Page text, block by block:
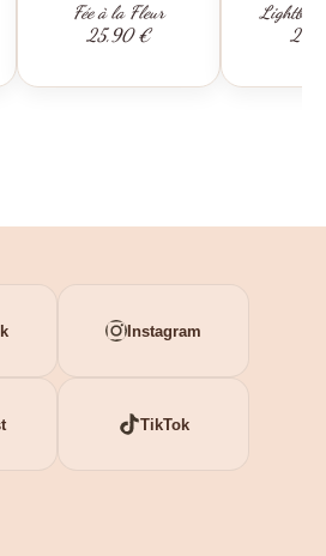
Fée à la Fleur
25,90 €
Instagram
TikTok